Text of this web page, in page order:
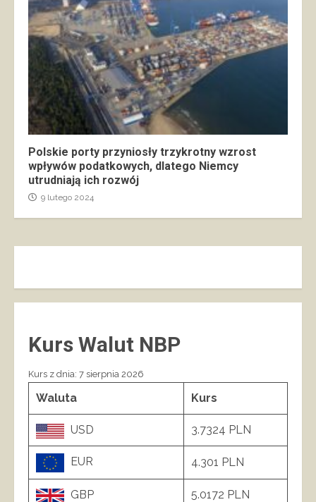
Polskie porty przyniosły trzykrotny wzrost
wpływów podatkowych, dlatego Niemcy
utrudniają ich rozwój
9 lutego 2024
Kurs Walut NBP
Kurs z dnia: 7 sierpnia 2026
Waluta Kurs
USD 3.7324 PLN
EUR 4.301 PLN
GBP 5.0172 PLN